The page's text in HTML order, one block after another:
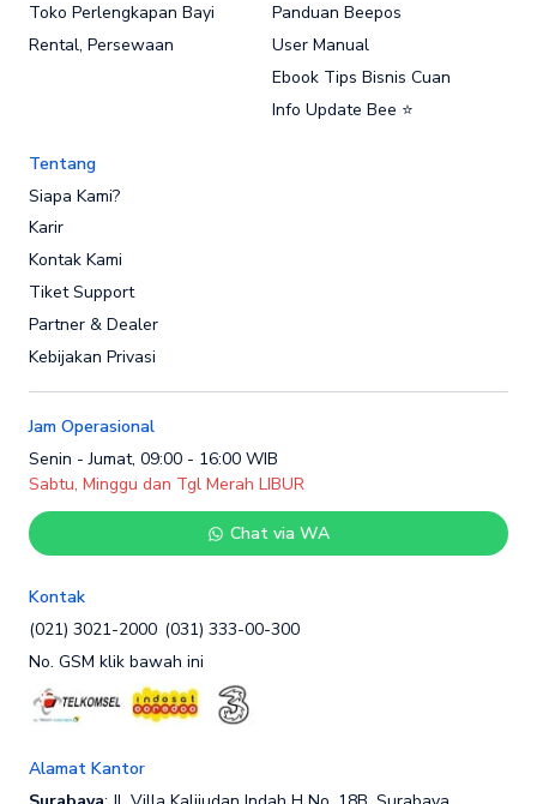
Toko Perlengkapan Bayi
Rental, Persewaan
Panduan Beepos
User Manual
Ebook Tips Bisnis Cuan
Info Update Bee ⭐
Tentang
Siapa Kami?
Karir
Kontak Kami
Tiket Support
Partner & Dealer
Kebijakan Privasi
Jam Operasional
Senin - Jumat, 09:00 - 16:00 WIB
Sabtu, Minggu dan Tgl Merah LIBUR
Chat via WA
Kontak
(021) 3021-2000 (031) 333-00-300
No. GSM klik bawah ini
Alamat Kantor